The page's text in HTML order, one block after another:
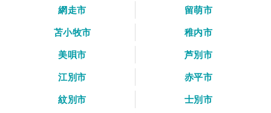
網走市
留萌市
苫小牧市
稚内市
美唄市
芦別市
江別市
赤平市
紋別市
士別市